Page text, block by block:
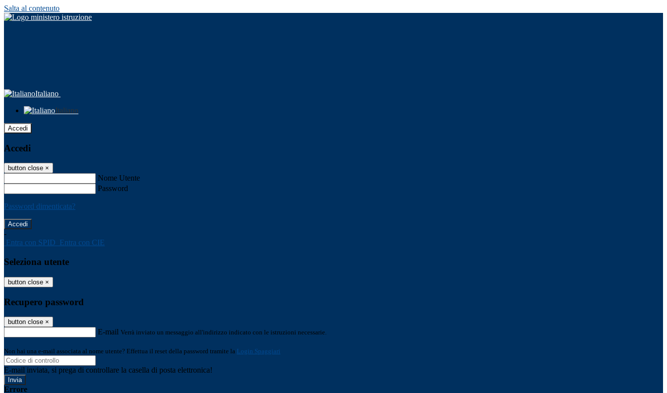
Salta al contenuto
Italiano
Italiano
Accedi
Accedi
button close ×
Nome Utente
Password
Password dimenticata?
-
Entra con SPID Entra con CIE
Seleziona utente
button close ×
Recupero password
button close ×
E-mail Verrà inviato un messaggio all'indirizzo indicato con le istruzioni necessarie.
Non hai una e-mail associata al nome utente? Effettua il reset della password tramite la Login Spaggiari
E-mail inviata, si prega di controllare la casella di posta elettronica!
Errore